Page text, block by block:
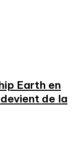
Earth en
de la